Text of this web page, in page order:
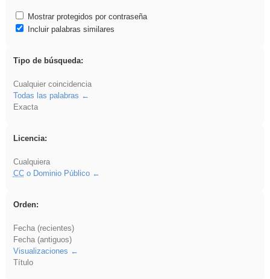
Mostrar protegidos por contraseña
Incluir palabras similares
Tipo de búsqueda:
Cualquier coincidencia
Todas las palabras
Exacta
Licencia:
Cualquiera
CCo Dominio Público
Orden:
Fecha (recientes)
Fecha (antiguos)
Visualizaciones
Título